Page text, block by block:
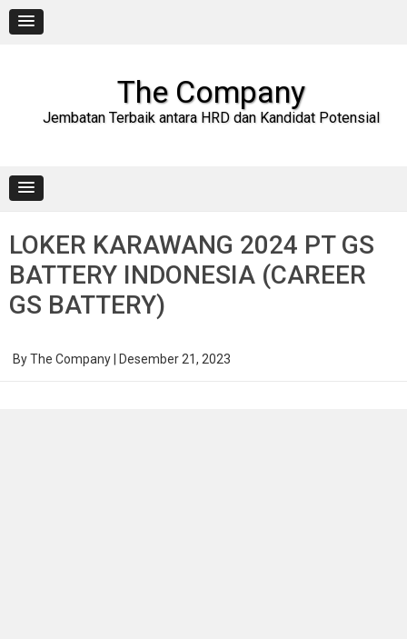
content
The Company
Jembatan Terbaik antara HRD dan Kandidat Potensial
LOKER KARAWANG 2024 PT GS
BATTERY INDONESIA (CAREER
GS BATTERY)
ByThe Company Desember 21, 2023